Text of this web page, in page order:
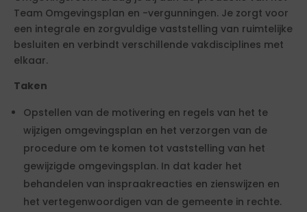
Team Omgevingsplan en -vergunningen. Je zorgt voor
een integrale en zorgvuldige vaststelling van ruimtelijke
besluiten en verbindt verschillende vakdisciplines met
elkaar.
Taken
Opstellen van de motivering en regels van het te
wijzigen omgevingsplan en het verzorgen van de
procedure om te komen tot vaststelling van het
gewijzigde omgevingsplan. In dat kader het
behandelen van inspraakreacties en zienswijzen en
het vertegenwoordigen van de gemeente in rechte.